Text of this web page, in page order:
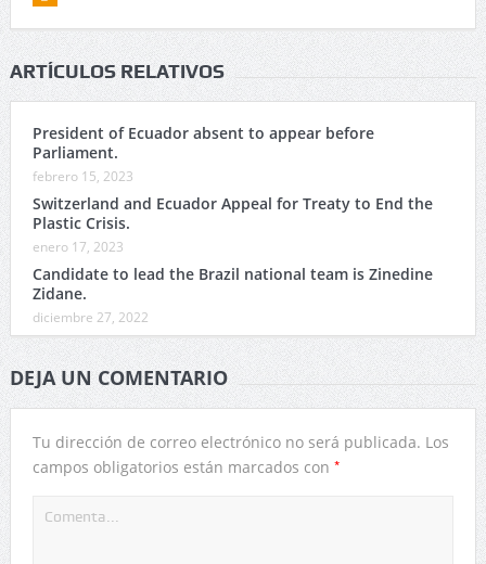
ARTÍCULOS RELATIVOS
President of Ecuador absent to appear before
Parliament.
febrero 15, 2023
Switzerland and Ecuador Appeal for Treaty to End the
Plastic Crisis.
enero 17, 2023
Candidate to lead the Brazil national team is Zinedine
Zidane.
diciembre 27, 2022
DEJA UN COMENTARIO
Tu dirección de correo electrónico no será publicada. Los
campos obligatorios están marcados con *